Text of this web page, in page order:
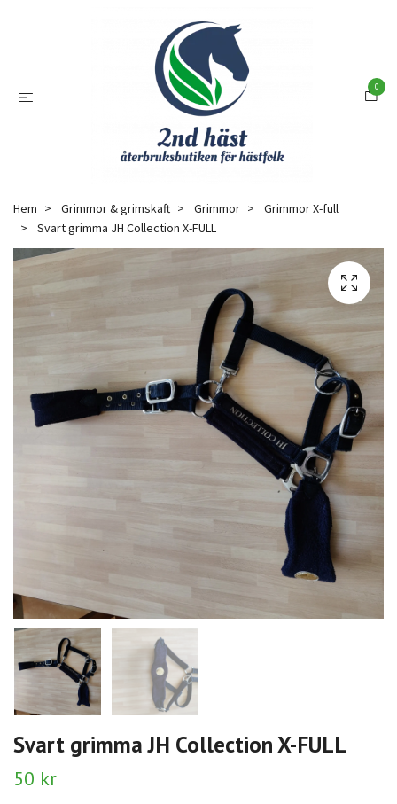
0
Hem Grimmor & grimskaft Grimmor
Grimmor X-full
Svart grimma JH Collection X-FULL
Svart grimma JH Collection X-FULL
50 kr